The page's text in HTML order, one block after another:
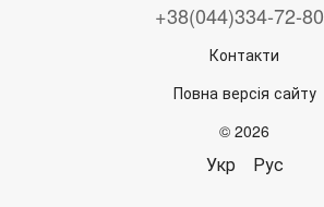
+38(044)334-72-80
Контакти
Повна версія сайту
© 2026
Укр Рус